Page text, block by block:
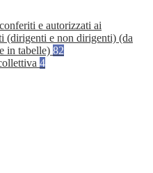
e autorizzati ai
(dirigenti e non dirigenti) (da
in tabelle) 82
4